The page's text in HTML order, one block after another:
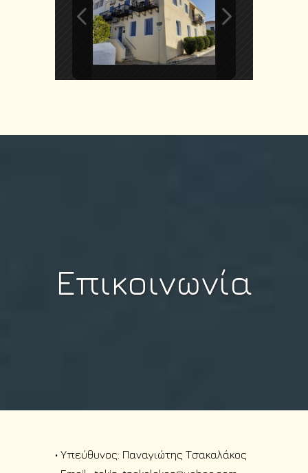
Επικοινωνία
• Υπεύθυνος: Παναγιώτης Τσακαλάκος